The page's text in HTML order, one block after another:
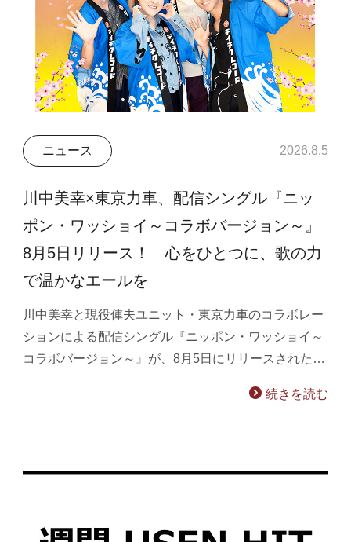
ニュース 2026.8.5
川中美幸×東京力車、配信シングル『ニッ
ポン・ワッショイ～コラボバージョン～』
8月5日リリース！ 心をひとつに、歌の力
で温かなエールを
川中美幸と現役俥夫ユニット・東京力車のコラボレー
ションによる配信シングル『ニッポン・ワッショイ～
コラボバージョン～』が、8月5日にリリースされた…
続きを読む